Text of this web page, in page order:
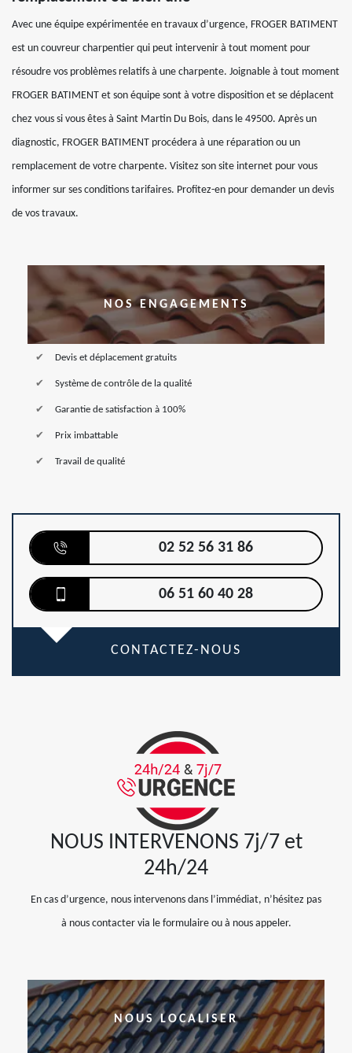
Avec une équipe expérimentée en travaux d’urgence, FROGER BATIMENT
est un couvreur charpentier qui peut intervenir à tout moment pour
résoudre vos problèmes relatifs à une charpente. Joignable à tout moment
FROGER BATIMENT et son équipe sont à votre disposition et se déplacent
chez vous si vous êtes à Saint Martin Du Bois, dans le 49500. Après un
diagnostic, FROGER BATIMENT procédera à une réparation ou un
remplacement de votre charpente. Visitez son site internet pour vous
informer sur ses conditions tarifaires. Profitez-en pour demander un devis
de vos travaux.
NOS ENGAGEMENTS
Devis et déplacement gratuits
Système de contrôle de la qualité
Garantie de satisfaction à 100%
Prix imbattable
Travail de qualité
02 52 56 31 86
06 51 60 40 28
CONTACTEZ-NOUS
NOUS INTERVENONS 7j/7 et
24h/24
En cas d’urgence, nous intervenons dans l’immédiat, n’hésitez pas
à nous contacter via le formulaire ou à nous appeler.
NOUS LOCALISER